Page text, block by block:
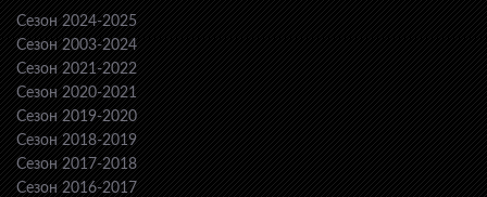
Сезон 2024-2025
Сезон 2003-2024
Сезон 2021-2022
Сезон 2020-2021
Сезон 2019-2020
Сезон 2018-2019
Сезон 2017-2018
Сезон 2016-2017